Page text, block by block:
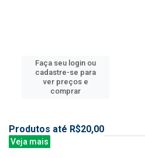
Faça seu login ou
cadastre-se para
ver preços e
comprar
Produtos até R$20,00
Veja mais